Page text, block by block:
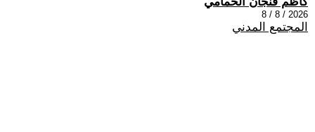
2026 / 8 / 8
المجتمع المدني